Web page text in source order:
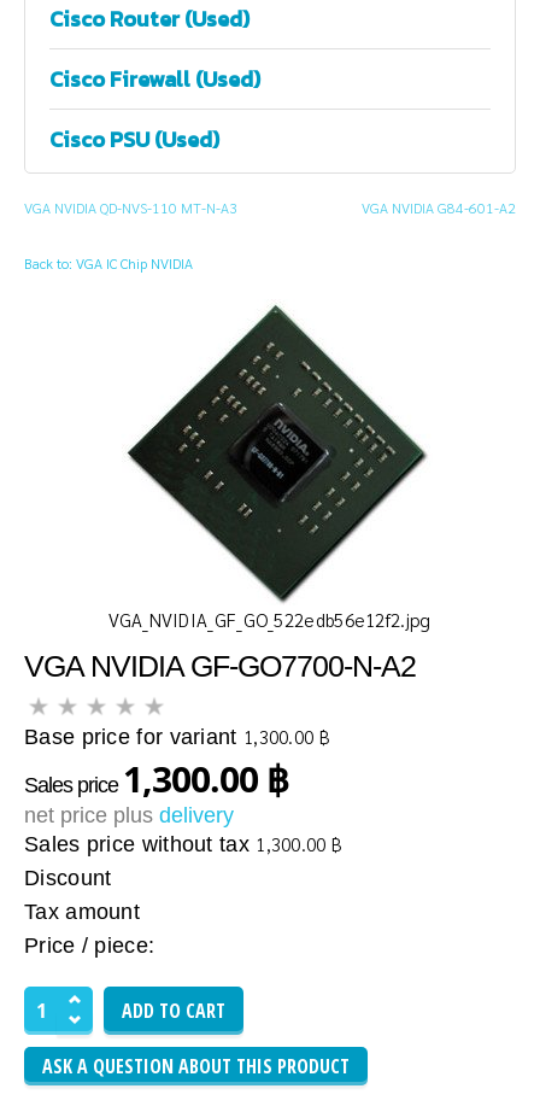
Cisco Router (Used)
Cisco Firewall (Used)
Cisco PSU (Used)
VGA NVIDIA G84-601-A2
VGA NVIDIA QD-NVS-110 MT-N-A3
Back to: VGA IC Chip NVIDIA
VGA_NVIDIA_GF_GO_522edb56e12f2.jpg
VGA NVIDIA GF-GO7700-N-A2
Base price for variant 1,300.00 ฿
Sales price 1,300.00 ฿
net price plus delivery
Sales price without tax 1,300.00 ฿
Discount
Tax amount
Price / piece:
ASK A QUESTION ABOUT THIS PRODUCT